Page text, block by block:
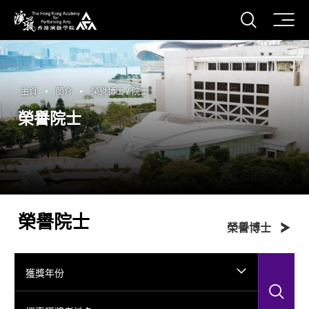
香港演藝學院
打開
主頁 簡介 榮譽博士 / 院士
榮譽院士
榮譽院士 榮譽博士
獲獎年份